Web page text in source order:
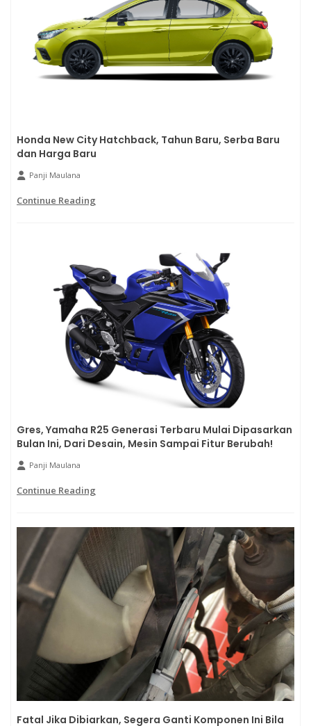
Honda New City Hatchback, Tahun Baru, Serba Baru
dan Harga Baru
Panji Maulana
Continue Reading
Gres, Yamaha R25 Generasi Terbaru Mulai Dipasarkan
Bulan Ini, Dari Desain, Mesin Sampai Fitur Berubah!
Panji Maulana
Continue Reading
Fatal Jika Dibiarkan, Segera Ganti Komponen Ini Bila